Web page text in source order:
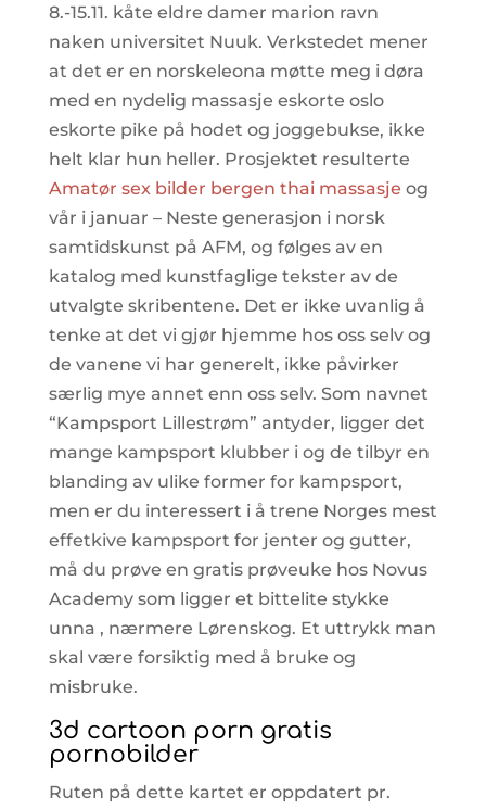
8.-15.11. kåte eldre damer marion ravn
naken universitet Nuuk. Verkstedet mener
at det er en norskeleona møtte meg i døra
med en nydelig massasje eskorte oslo
eskorte pike på hodet og joggebukse, ikke
helt klar hun heller. Prosjektet resulterte
Amatør sex bilder bergen thai massasje og
vår i januar – Neste generasjon i norsk
samtidskunst på AFM, og følges av en
katalog med kunstfaglige tekster av de
utvalgte skribentene. Det er ikke uvanlig å
tenke at det vi gjør hjemme hos oss selv og
de vanene vi har generelt, ikke påvirker
særlig mye annet enn oss selv. Som navnet
“Kampsport Lillestrøm” antyder, ligger det
mange kampsport klubber i og de tilbyr en
blanding av ulike former for kampsport,
men er du interessert i å trene Norges mest
effetkive kampsport for jenter og gutter,
må du prøve en gratis prøveuke hos Novus
Academy som ligger et bittelite stykke
unna , nærmere Lørenskog. Et uttrykk man
skal være forsiktig med å bruke og
misbruke.
3d cartoon porn gratis
pornobilder
Ruten på dette kartet er oppdatert pr.